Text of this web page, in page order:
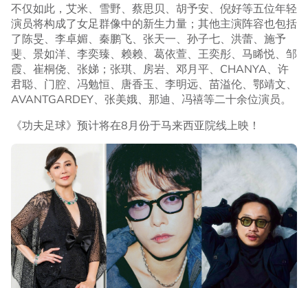
不仅如此，艾米、雪野、蔡思贝、胡予安、倪好等五位年轻
演员将构成了女足群像中的新生力量；其他主演阵容也包括
了陈旻、李卓媚、秦鹏飞、张天一、孙子七、洪蕾、施予
斐、景如洋、李奕臻、赖赖、葛依萱、王奕彤、马睎悦、邹
霞、崔桐侥、张娣；张琪、房岩、邓月平、CHANYA、许
君聪、门腔、冯勉恒、唐香玉、李明远、苗溢伦、鄂靖文、
AVANTGARDEY、张美娥、那迪、冯禧等二十余位演员。
《功夫足球》预计将在8月份于马来西亚院线上映！